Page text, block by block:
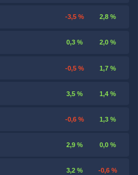
-3,5 % 2,8 %
0,3 % 2,0 %
-0,5 % 1,7 %
3,5 % 1,4 %
-0,6 % 1,3 %
2,9 % 0,0 %
3,2 % -0,6 %